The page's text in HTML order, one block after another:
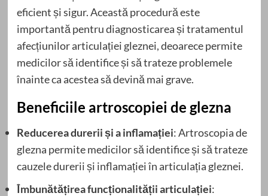
eficient și sigur. Această procedură este
importantă pentru diagnosticarea și tratamentul
afecțiunilor articulației gleznei, deoarece permite
medicilor să identifice și să trateze problemele
înainte ca acestea să devină mai grave.
Beneficiile artroscopiei de glezna
Reducerea durerii și a inflamației: Artroscopia de
glezna permite medicilor să identifice și să trateze
cauzele durerii și inflamației în articulația gleznei.
Îmbunătățirea funcționalității articulației: